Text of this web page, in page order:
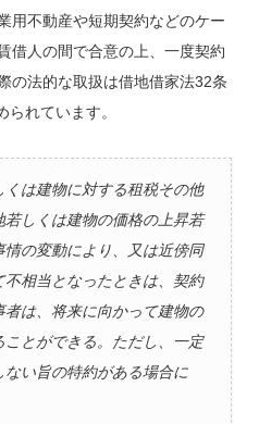
用不動産や短期契約などのケー
借人の間で合意の上、一度契約
の法的な取扱は借地借家法32条
れています。
くは建物に対する租税その他
しくは建物の価格の上昇若
情の変動により、又は近傍同
相当となったときは、契約
は、将来に向かって建物の
とができる。ただし、一定
い旨の特約がある場合に